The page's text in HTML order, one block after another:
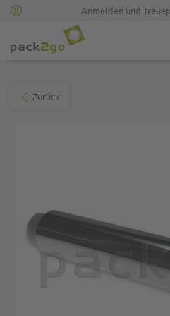
Anmelden und
Zurück